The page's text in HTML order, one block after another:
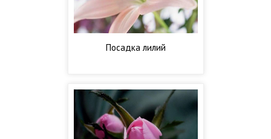
Посадка лилий